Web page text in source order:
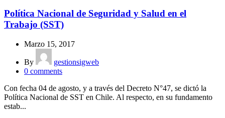
Política Nacional de Seguridad y Salud en el
Trabajo (SST)
Marzo 15, 2017
By
gestionsigweb
0 comments
Con fecha 04 de agosto, y a través del Decreto N°47, se dictó la
Política Nacional de SST en Chile. Al respecto, en su fundamento
estab...